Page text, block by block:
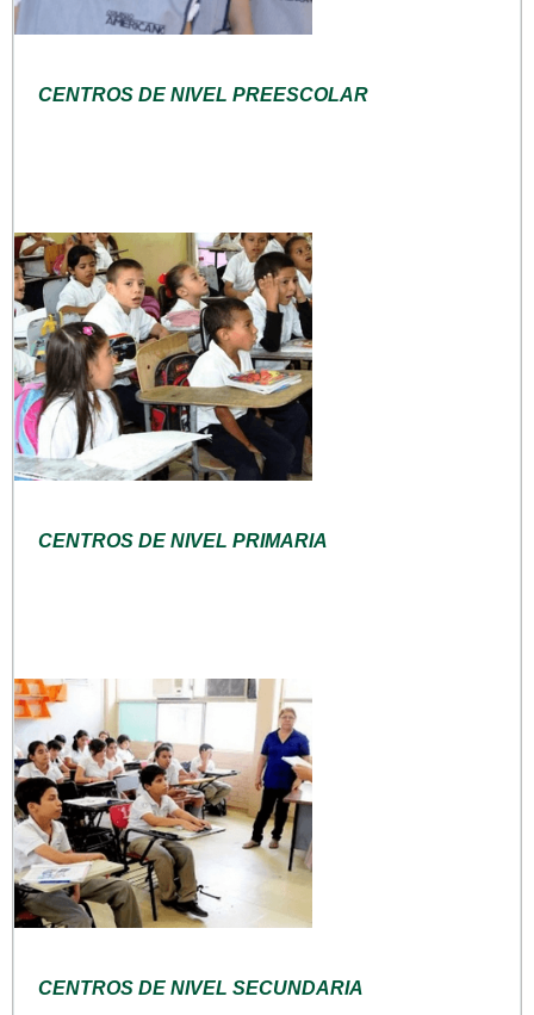
CENTROS DE NIVEL PREESCOLAR
CENTROS DE NIVEL PRIMARIA
CENTROS DE NIVEL SECUNDARIA